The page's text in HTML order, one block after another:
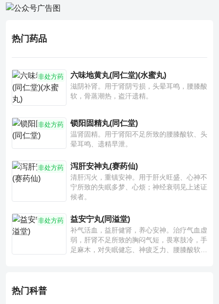
热门药品
非处方药 六味地黄丸(同仁堂)(水蜜丸)
滋阴补肾。用于肾阴亏损，头晕耳鸣，腰膝酸
软，骨蒸潮热，盗汗遗精。
非处方药 锁阳固精丸(同仁堂)
温肾固精。用于肾阳不足所致的腰膝酸软、头
晕耳鸣、遗精早泄。
非处方药 泻肝安神丸(赛药仙)
清肝泻火，重镇安神。用于肝火旺盛、心神不
宁所致的失眠多梦、心烦；神经衰弱见上述证
候者。
非处方药 益安宁丸(同溢堂)
补气活血，益肝健肾，养心安神。治疗气血虚
弱，肝肾不足所致的胸闷气短，畏寒肢冷，手
足麻木，对失眠健忘、神疲乏力、腰膝酸软也
热门科普